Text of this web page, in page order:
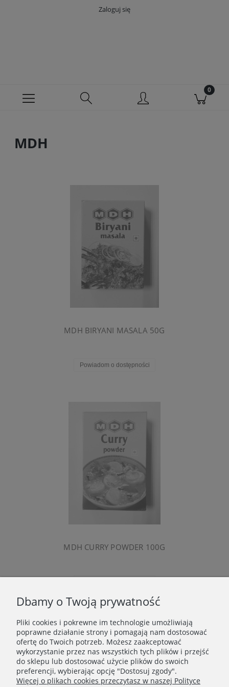
Zaloguj się
MDH
MDH BIRYANI MASALA 50G
Powiadom o dostępności
MDH CURRY POWDER 100G
WAŻNE INFORMACJE
POLECANE STRONY
Dbamy o Twoją prywatność
Pliki cookies i pokrewne im technologie umożliwiają
poprawne działanie strony i pomagają nam dostosować
ofertę do Twoich potrzeb. Możesz zaakceptować
wykorzystanie przez nas wszystkich tych plików i przejść
do sklepu lub dostosować użycie plików do swoich
preferencji, wybierając opcję "Dostosuj zgody".
Więcej o plikach cookies przeczytasz w naszej Polityce